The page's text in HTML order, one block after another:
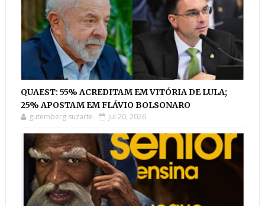
QUAEST: 55% ACREDITAM EM VITÓRIA DE LULA;
25% APOSTAM EM FLÁVIO BOLSONARO
gutemberg suzarte Jul 20, 2026